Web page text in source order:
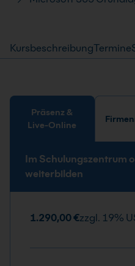
KursbeschreibungTermine
Präsenz &
Live-Online
Im Schulungszentrum
weiterbilden
1.290,00 €zzgl. 19%